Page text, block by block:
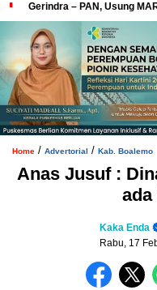
Gerindra – PAN, Usung
Home / Advertorial / Kab. Boalemo
Anas Jusuf :
Kaka Enda
Rabu, 17